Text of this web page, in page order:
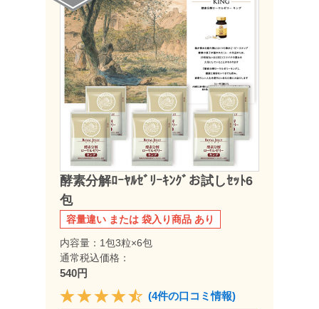
酵素分解ﾛｰﾔﾙｾﾞﾘｰｷﾝｸﾞお試しｾｯﾄ6
包
容量違い または 袋入り商品 あり
内容量：1包3粒×6包
通常税込価格：
540円
(4件の口コミ情報)